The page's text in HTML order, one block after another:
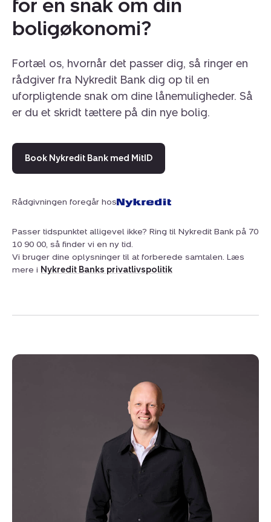
for en snak om din
boligøkonomi?
Fortæl os, hvornår det passer dig, så ringer en
rådgiver fra Nykredit Bank dig op til en
uforpligtende snak om dine lånemuligheder. Så
er du et skridt tættere på din nye bolig.
Book Nykredit Bank med MitID
Rådgivningen foregår hos
Passer tidspunktet alligevel ikke? Ring til Nykredit Bank på 70
10 90 00, så finder vi en ny tid.
Vi bruger dine oplysninger til at forberede samtalen. Læs
mere i Nykredit Banks privatlivspolitik